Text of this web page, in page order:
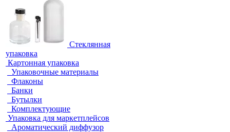
Стеклянная
упаковка
Картонная упаковка
Упаковочные материалы
Флаконы
Банки
Бутылки
Комплектующие
Упаковка для маркетплейсов
Ароматический диффузор